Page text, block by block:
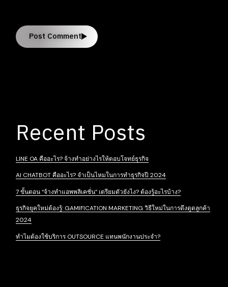
Post Comment
Recent Posts
LINE OA คืออะไร? จ้างทำอย่างไรให้ตอบโจทย์ธุรกิจ
AI CHATBOT คืออะไร? จำเป็นไหมในการทำธุรกิจปี 2024
7 ขั้นตอน “จ้างทําแอพพลิเคชั่น” เตรียมตัวยังไง? ต้องรู้อะไรบ้าง?
ธุรกิจยุคใหม่ต้องรู้: GAMIFICATION MARKETING วิธีใหม่ในการดึงดูดลูกค้า
2024
ทำไมต้องใช้บริการ OUTSOURCE แทนพนักงานประจำ?